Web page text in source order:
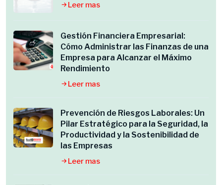
Leer mas
Gestión Financiera Empresarial:
Cómo Administrar las Finanzas de una
Empresa para Alcanzar el Máximo
Rendimiento
Leer mas
Prevención de Riesgos Laborales: Un
Pilar Estratégico para la Seguridad, la
Productividad y la Sostenibilidad de
las Empresas
Leer mas